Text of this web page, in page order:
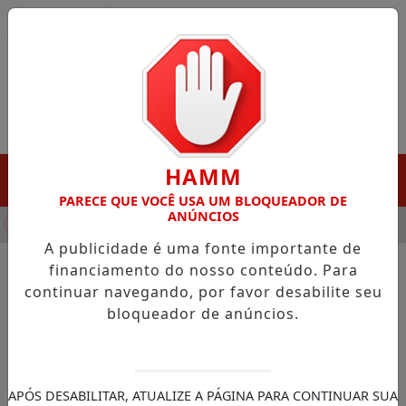
EM PORTO GRANDE COM ATUAÇÃO VOLTADA AO
NOTÍCIAS/NOTÍCIAS LOCAL
Clécio anuncia convocação de
concurso de soldados da
HAMM
PARECE QUE VOCÊ USA UM BLOQUEADOR DE
ANÚNCIOS
A publicidade é uma fonte importante de
financiamento do nosso conteúdo. Para
continuar navegando, por favor desabilite seu
bloqueador de anúncios.
APÓS DESABILITAR, ATUALIZE A PÁGINA PARA CONTINUAR SUA